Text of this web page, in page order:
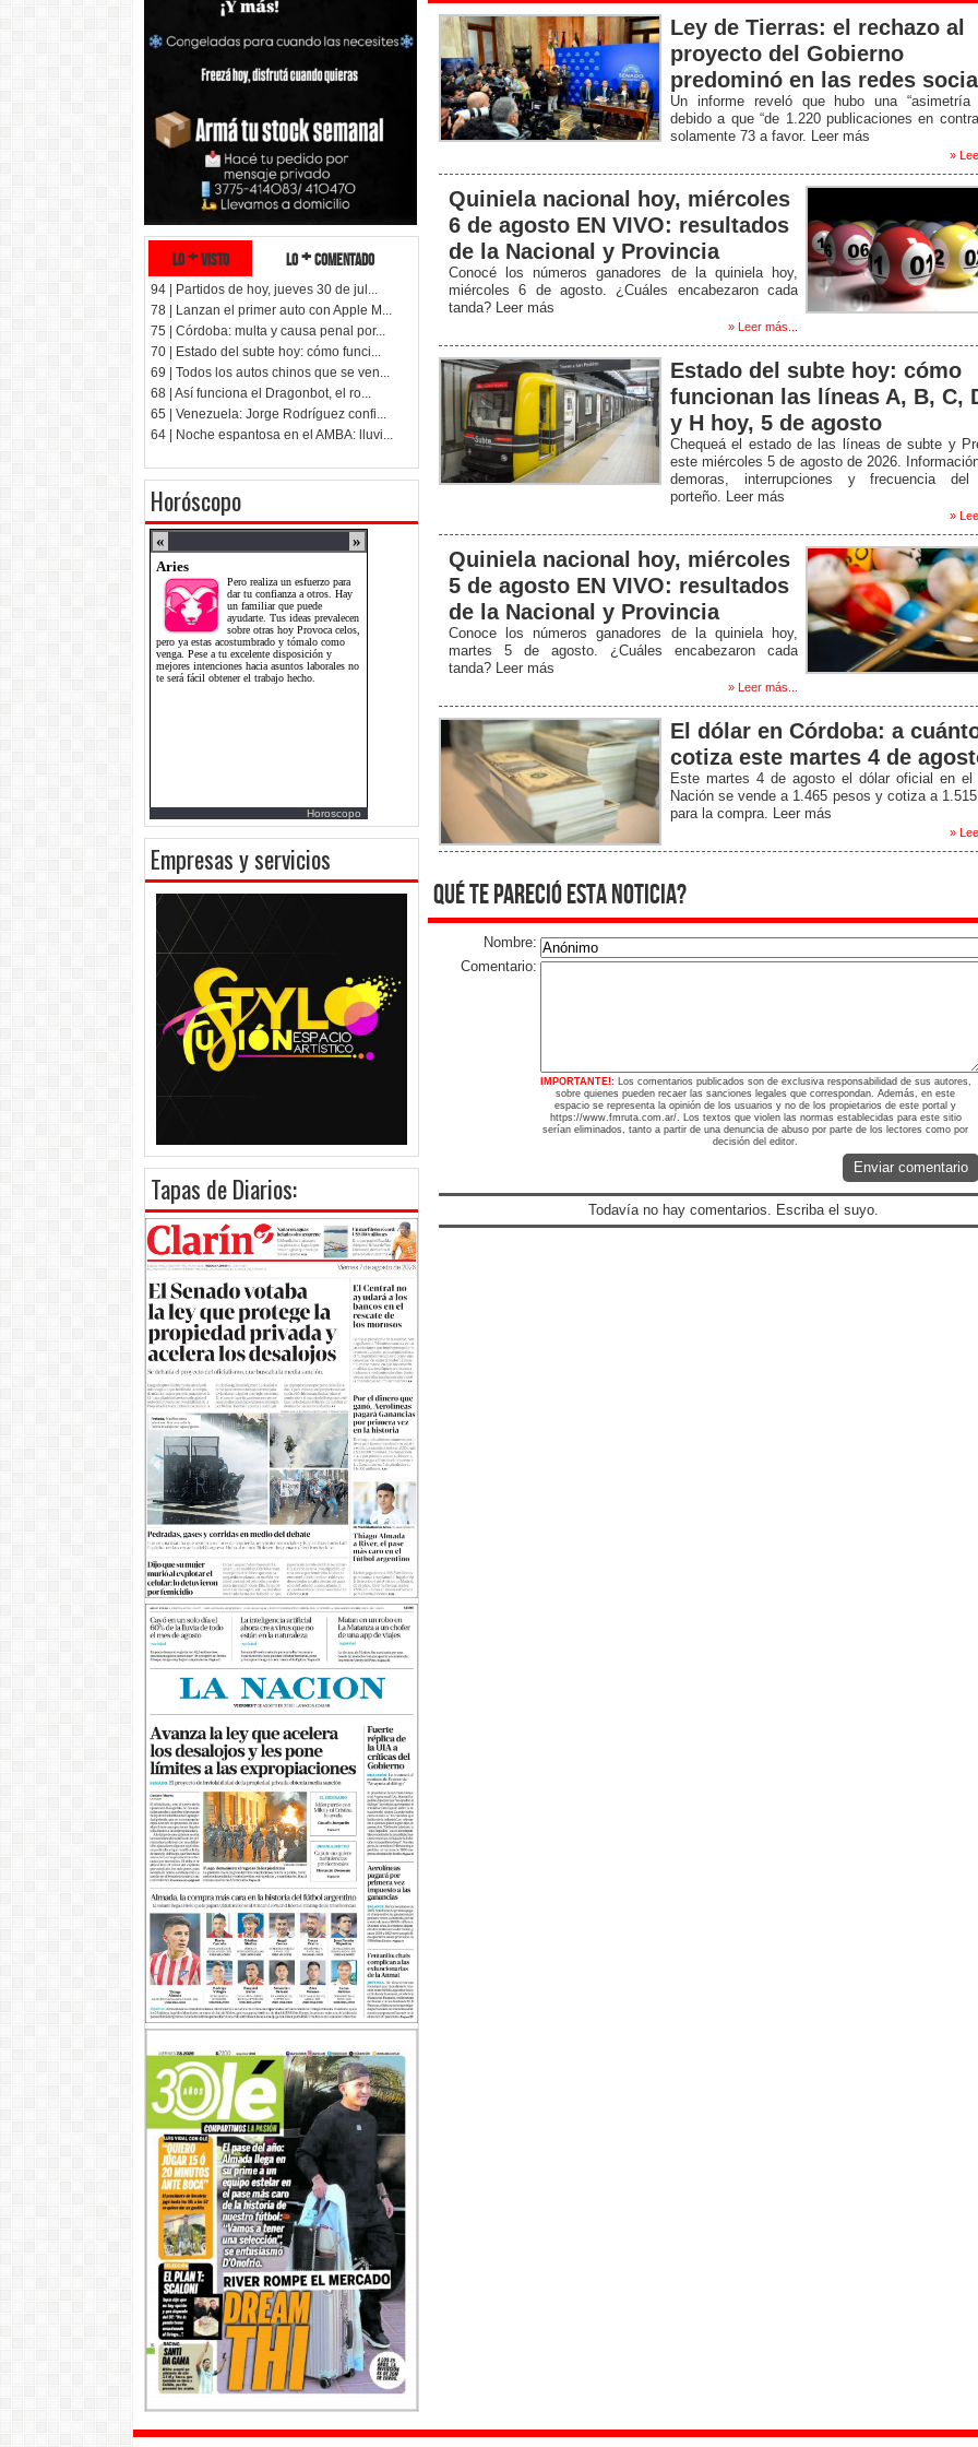
lo + visto lo + comentado
94 | Partidos de hoy, jueves 30 de jul...
78 | Lanzan el primer auto con Apple M...
75 | Córdoba: multa y causa penal por...
70 | Estado del subte hoy: cómo funci...
69 | Todos los autos chinos que se ven...
68 | Así funciona el Dragonbot, el ro...
65 | Venezuela: Jorge Rodríguez confi...
64 | Noche espantosa en el AMBA: lluvi...
Horóscopo
Horoscopo
Empresas y servicios
Tapas de Diarios:
Ley de Tierras: el rechazo al
proyecto del Gobierno
predominó en las redes
Un informe reveló que hubo una “asimetría
debido a que “de 1.220 publicaciones en
solamente 73 a favor. Leer más
»
Quiniela nacional hoy, miércoles
6 de agosto EN VIVO: resultados
de la Nacional y Provincia
Conocé los números ganadores de la quiniela hoy,
miércoles 6 de agosto. ¿Cuáles encabezaron cada
tanda? Leer más
» Leer más...
Estado del subte hoy: cómo
funcionan las líneas A, B, C,
y H hoy, 5 de agosto
Chequeá el estado de las líneas de subte y
este miércoles 5 de agosto de 2026.
demoras, interrupciones y frecuencia del
porteño. Leer más
»
Quiniela nacional hoy, miércoles
5 de agosto EN VIVO: resultados
de la Nacional y Provincia
Conoce los números ganadores de la quiniela hoy,
martes 5 de agosto. ¿Cuáles encabezaron cada
tanda? Leer más
» Leer más...
El dólar en Córdoba: a
cotiza este martes 4 de
Este martes 4 de agosto el dólar oficial en el
Nación se vende a 1.465 pesos y cotiza a
para la compra. Leer más
»
qué te pareció esta noticia?
Nombre:
Comentario:
IMPORTANTE!: Los comentarios publicados son de exclusiva responsabilidad de sus autores,
sobre quienes pueden recaer las sanciones legales que correspondan. Además, en este
espacio se representa la opinión de los usuarios y no de los propietarios de este portal y
https://www.fmruta.com.ar/. Los textos que violen las normas establecidas para este sitio
serían eliminados, tanto a partir de una denuncia de abuso por parte de los lectores como por
decisión del editor.
Enviar comentario
Todavía no hay comentarios. Escriba el suyo.